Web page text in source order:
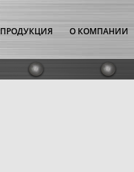
ПРОДУКЦИЯ О КОМПАНИИ